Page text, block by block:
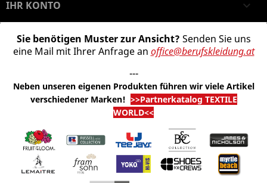
IHR KONTO 
Sie benötigen Muster zur Ansicht? Senden Sie uns
eine Mail mit Ihrer Anfrage an office@berufskleidung.at
---
Neben unseren eigenen Produkten führen wir viele Artikel
verschiedener Marken! >>Partnerkatalog TEXTILE
WORLD<<